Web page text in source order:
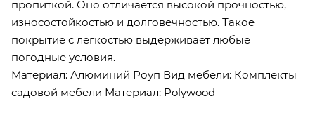
пропиткой. Оно отличается высокой прочностью,
износостойкостью и долговечностью. Такое
покрытие с легкостью выдерживает любые
погодные условия.
Материал: Алюминий Роуп Вид мебели: Комплекты
садовой мебели Материал: Polywood